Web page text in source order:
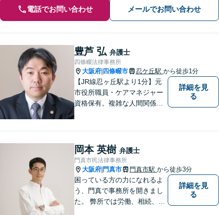
電話でお問い合わせ メールでお問い合わせ
豊芦 弘 弁護士
四條畷法律事務所
大阪府 四條畷市 忍ケ丘駅 から徒歩1分
【JR線忍ヶ丘駅より1分】元
市役所職員・ケアマネジャー
資格保有。複雑な人間関係が
詳細を見
る
岡本 英樹 弁護士
門真市民法律事務所
大阪府 門真市 門真市駅 から徒歩3分
困っている方の力になれるよ
う、門真で事務所を開きまし
た。 弊所では労働、相続、離
詳細を見
る